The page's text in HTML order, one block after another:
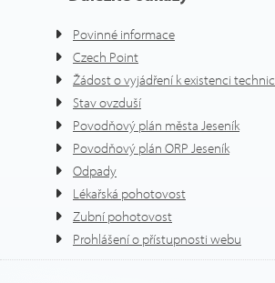
Povinné informace
Czech Point
Žádost o vyjádření k existenci
Stav ovzduší
Povodňový plán města Jeseník
Povodňový plán ORP Jeseník
Odpady
Lékařská pohotovost
Zubní pohotovost
Prohlášení o přístupnosti webu